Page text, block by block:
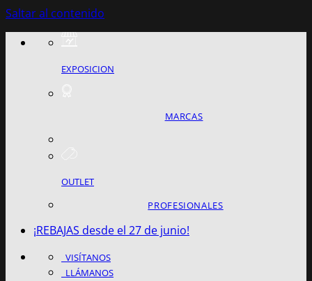
Saltar al contenido
EXPOSICION
MARCAS
OUTLET
PROFESIONALES
¡REBAJAS desde el 27 de junio!
VISÍTANOS
LLÁMANOS